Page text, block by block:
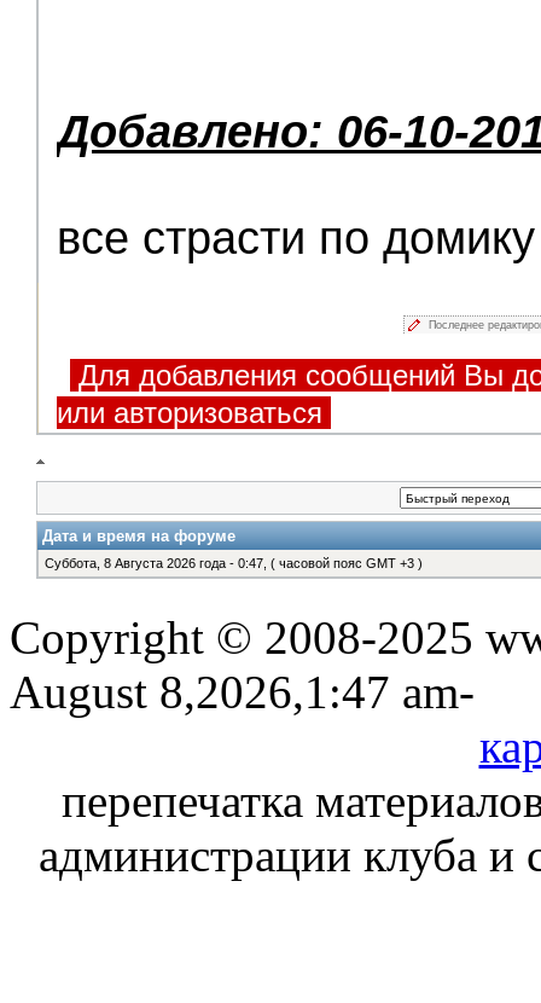
Добавлено: 06-10-
все страсти по
Последнее
Для добавления сообщений Вы
или авторизоваться
Дата и время на форуме
Суббота, 8 Августа 2026 года - 0:47, ( часовой пояс GMT +3 )
Copyright © 2008-2025
August 8,2026,1:47 am-
перепечатка
администрации клуба и